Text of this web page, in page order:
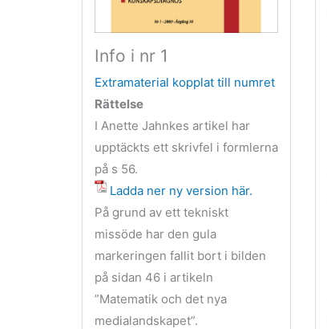
Info i nr 1
Extramaterial kopplat till numret
Rättelse
I Anette Jahnkes artikel har
upptäckts ett skrivfel i formlerna
på s 56.
Ladda ner ny version här.
På grund av ett tekniskt
missöde har den gula
markeringen fallit bort i bilden
på sidan 46 i artikeln
”Matematik och det nya
medialandskapet”.